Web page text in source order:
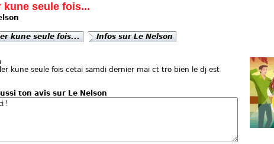
seule fois...
kune seule fois... Infos sur Le Nelson
kune seule fois cetai samdi dernier mai ct tro bien le dj est
ton avis sur Le Nelson